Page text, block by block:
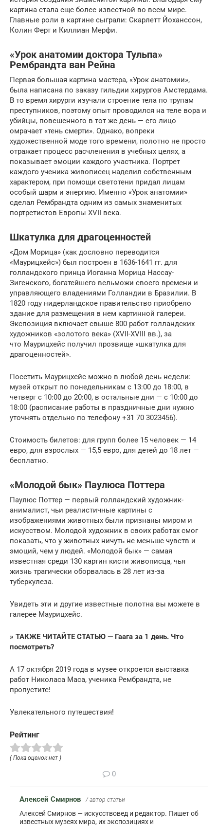
картина стала еще более известной во всем мире.
Главные роли в картине сыграли: Скарлетт Йоханссон,
Колин Ферт и Киллиан Мерфи.
«Урок анатомии доктора Тульпа»
Рембрандта ван Рейна
Первая большая картина мастера, «Урок анатомии»,
была написана по заказу гильдии хирургов Амстердама.
В то время хирурги изучали строение тела по трупам
преступников, поэтому опыт проводился на теле вора и
убийцы, повешенного в тот же день — его лицо
омрачает «тень смерти». Однако, вопреки
художественной моде того времени, полотно не просто
отражает процесс расчленения в учебных целях, а
показывает эмоции каждого участника. Портрет
каждого ученика живописец наделил собственным
характером, при помощи светотени придал лицам
особый шарм и энергию. Именно «Урок анатомии»
сделал Рембрандта одним из самых знаменитых
портретистов Европы XVII века.
Шкатулка для драгоценностей
«Дом Морица» (как дословно переводится
«Маурицхейс») был построен в 1636-1641 гг. для
голландского принца Иоганна Морица Нассау-
Зигенского, богатейшего вельможи своего времени и
управляющего владениями Голландии в Бразилии. В
1820 году нидерландское правительство приобрело
здание для размещения в нем картинной галереи.
Экспозиция включает свыше 800 работ голландских
художников «золотого века» (XVII-XVIII вв.), за
что Маурицхейс получил прозвище «шкатулка для
драгоценностей».
Посетить Маурицхейс можно в любой день недели:
музей открыт по понедельникам с 13:00 до 18:00, в
четверг с 10:00 до 20:00, в остальные дни — с 10:00 до
18:00 (расписание работы в праздничные дни нужно
уточнять отдельно по телефону +31 70 3023456).
Стоимость билетов: для групп более 15 человек — 14
евро, для взрослых — 15,5 евро, для детей до 18 лет —
бесплатно.
«Молодой бык» Паулюса Поттера
Паулюс Поттер — первый голландский художник-
анималист, чьи реалистичные картины с
изображениями животных были признаны миром и
искусством. Молодой художник в своих работах смог
показать, что у животных ничуть не меньше чувств и
эмоций, чем у людей. «Молодой бык» — самая
известная среди 130 картин кисти живописца, чья
жизнь трагически оборвалась в 28 лет из-за
туберкулеза.
Увидеть эти и другие известные полотна вы можете в
галерее Маурицхейс.
» ТАКЖЕ ЧИТАЙТЕ СТАТЬЮ — Гаага за 1 день. Что
посмотреть?
А 17 октября 2019 года в музее откроется выставка
работ Николаса Маса, ученика Рембрандта, не
пропустите!
Увлекательного путешествия!
Рейтинг
( Пока оценок нет )
0
Алексей Смирнов / автор статьи
Алексей Смирнов — искусствовед и редактор. Пишет об
известных музеях мира, их экспозициях и